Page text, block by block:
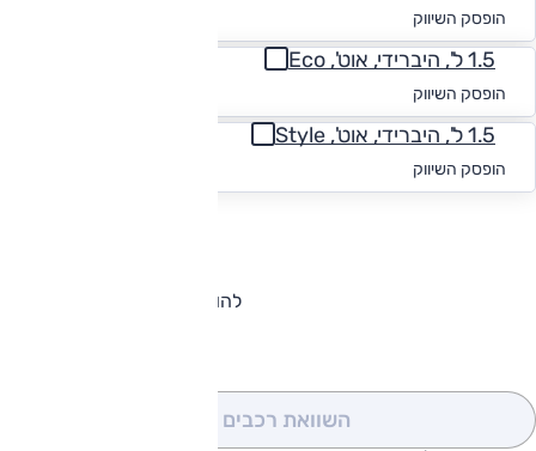
הופסק השיווק
1.5 ל', היברידי, אוט', Eco
הופסק השיווק
1.5 ל', היברידי, אוט', Style
הופסק השיווק
להורדת קטלוג טויוטה יאריס
השוואת רכבים